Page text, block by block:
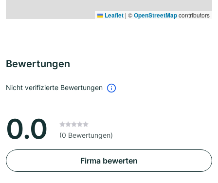
Leaflet | ©OpenStreetMapcontributors
Bewertungen
Nicht verifizierte Bewertungen
0.0 (0 Bewertungen)
Firma bewerten